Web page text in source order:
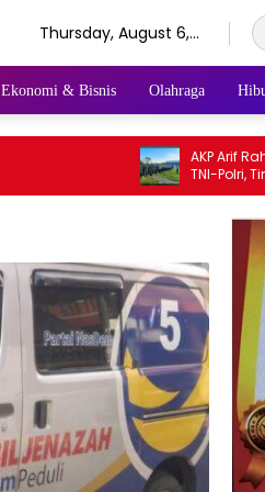
Thursday, August 6,
Ekonomi & Bisnis Olahraga
AKP Arif Rahman
TNI-Polri, Tindak
Gangguan